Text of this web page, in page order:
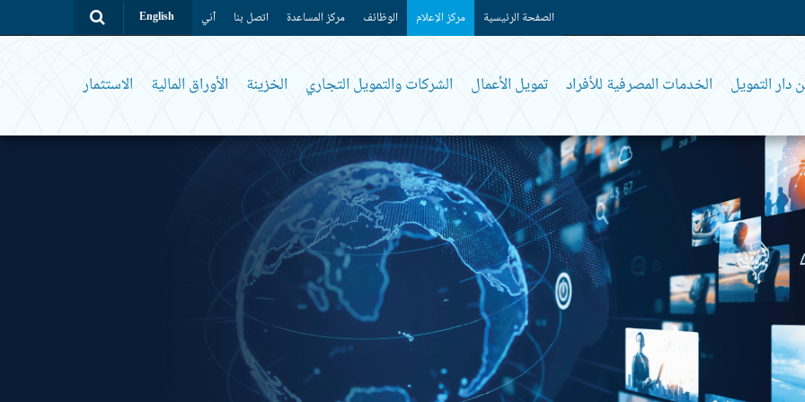
الصفحة الرئيسية مركز الإعلام الوظائف مركز المساعدة اتصل بنا آني English
دار التمويل الخدمات المصرفية للأفراد تمويل الأعمال الشركات والتمويل التجاري الخزينة الأوراق المالية الاستثمار